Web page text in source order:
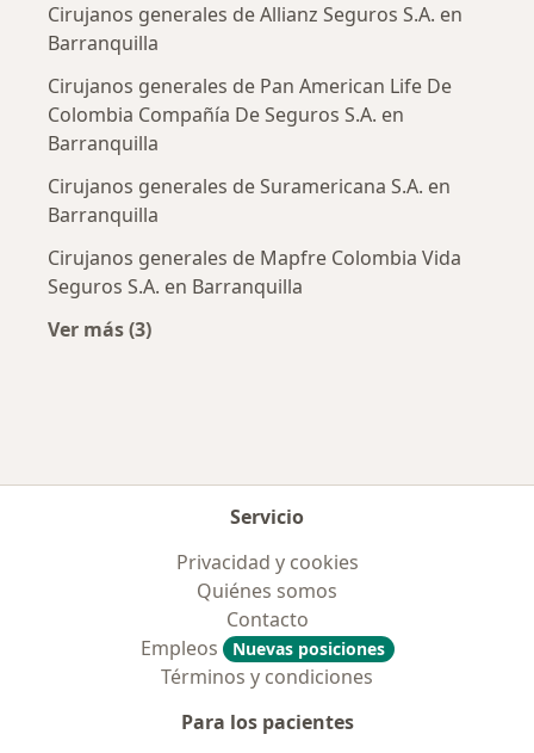
Cirujanos generales de Allianz Seguros S.A. en
Barranquilla
Cirujanos generales de Pan American Life De
Colombia Compañía De Seguros S.A. en
Barranquilla
Cirujanos generales de Suramericana S.A. en
Barranquilla
Cirujanos generales de Mapfre Colombia Vida
Seguros S.A. en Barranquilla
Ver más (3)
Servicio
Privacidad y cookies
Quiénes somos
Contacto
Empleos
Nuevas posiciones
Términos y condiciones
Para los pacientes